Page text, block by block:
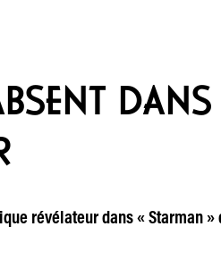
DANS
révélateur dans « Starman »